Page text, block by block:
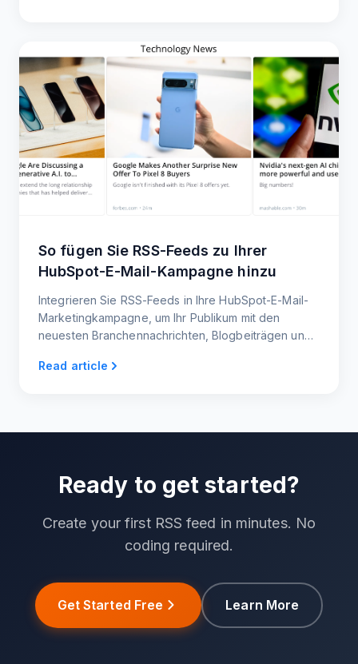
So fügen Sie RSS-Feeds zu Ihrer
HubSpot-E-Mail-Kampagne hinzu
Integrieren Sie RSS-Feeds in Ihre HubSpot-E-Mail-
Marketingkampagne, um Ihr Publikum mit den
neuesten Branchennachrichten, Blogbeiträgen und
Read article
Ready to get started?
Create your first RSS feed in minutes. No
coding required.
Get Started Free Learn More